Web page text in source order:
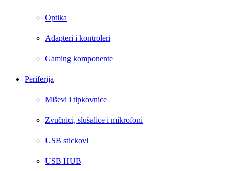
Optika
Adapteri i kontroleri
Gaming komponente
Periferija
Miševi i tipkovnice
Zvučnici, slušalice i mikrofoni
USB stickovi
USB HUB